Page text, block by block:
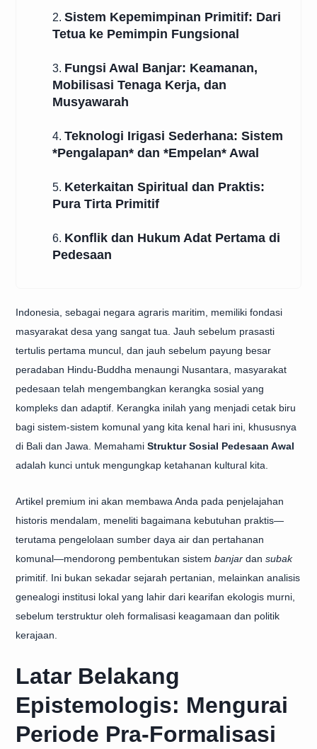
2. Sistem Kepemimpinan Primitif: Dari
Tetua ke Pemimpin Fungsional
3. Fungsi Awal Banjar: Keamanan,
Mobilisasi Tenaga Kerja, dan
Musyawarah
4. Teknologi Irigasi Sederhana: Sistem
*Pengalapan* dan *Empelan* Awal
5. Keterkaitan Spiritual dan Praktis:
Pura Tirta Primitif
6. Konflik dan Hukum Adat Pertama di
Pedesaan
Indonesia, sebagai negara agraris maritim, memiliki fondasi
masyarakat desa yang sangat tua. Jauh sebelum prasasti
tertulis pertama muncul, dan jauh sebelum payung besar
peradaban Hindu-Buddha menaungi Nusantara, masyarakat
pedesaan telah mengembangkan kerangka sosial yang
kompleks dan adaptif. Kerangka inilah yang menjadi cetak biru
bagi sistem-sistem komunal yang kita kenal hari ini, khususnya
di Bali dan Jawa. Memahami Struktur Sosial Pedesaan Awal
adalah kunci untuk mengungkap ketahanan kultural kita.
Artikel premium ini akan membawa Anda pada penjelajahan
historis mendalam, meneliti bagaimana kebutuhan praktis—
terutama pengelolaan sumber daya air dan pertahanan
komunal—mendorong pembentukan sistem banjar dan subak
primitif. Ini bukan sekadar sejarah pertanian, melainkan analisis
genealogi institusi lokal yang lahir dari kearifan ekologis murni,
sebelum terstruktur oleh formalisasi keagamaan dan politik
kerajaan.
Latar Belakang
Epistemologis: Mengurai
Periode Pra-Formalisasi